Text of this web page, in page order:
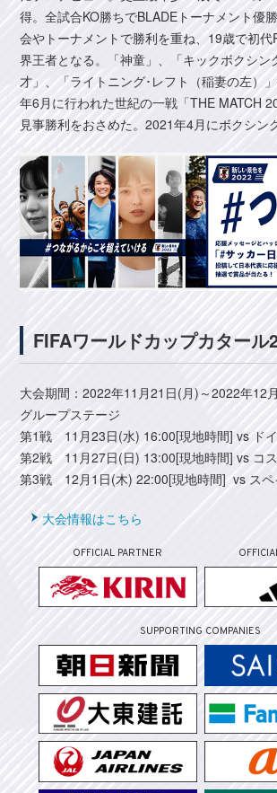
得。全試合KO勝ちでBLADEトーナメント優
会やトーナメントで勝利を重ね、19歳で初
界王者となる。「神童」、「キックボクシン
才」、「ライトニング･レフト（稲妻の左）
年6月に行われた世紀の一戦「THE MATCH
見事勝利をおさめた。2021年4月にボクシン
FIFAワールドカップカタール
大会期間：2022年11月21日(月)～2022年12
グループステージ
第1戦 11月23日(水) 16:00[現地時間] vs ド
第2戦 11月27日(日) 13:00[現地時間] vs コ
第3戦 12月1日(木) 22:00[現地時間] vs スペ
大会情報はこちら
OFFICIAL PARTNER
SUPPORTING COMPANIES